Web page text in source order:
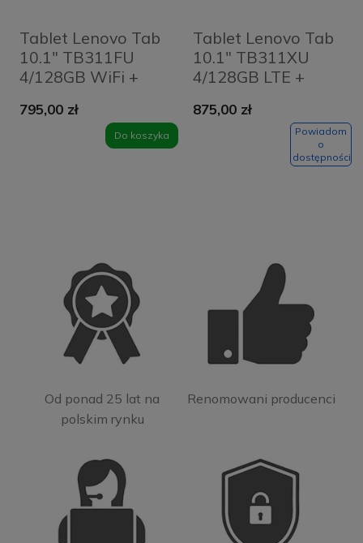
Tablet Lenovo Tab
10.1" TB311FU
4/128GB WiFi +
Luna Grey
795,00 zł
Do koszyka
Tablet Lenovo Tab
10.1" TB311XU
4/128GB LTE +
Luna Grey
875,00 zł
Powiadom
o
dostępności
Od ponad 25 lat na
polskim rynku
Renomowani producenci